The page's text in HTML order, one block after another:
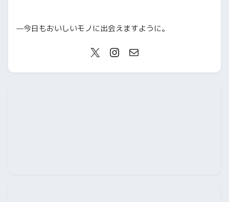
—今日もおいしいモノに出会えますように。